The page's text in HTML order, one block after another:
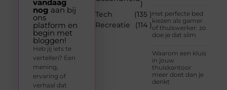
)
Tech
(135 )
Recreatie
(114 )
Het perfecte bed
kiezen als gamer
of thuiswerker: zo
doe je dat slim
Waarom een kluis
in jouw
thuiskantoor
meer doet dan je
denkt
vandaag
nog aan bij
ons
platform en
begin met
bloggen!
Heb jij iets te
vertellen? Een
mening,
ervaring of
verhaal dat